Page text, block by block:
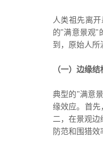
人类祖先离
的"满意景观"
到，原始人
（一）边缘
典型的"满意
缘效应。首先
二，在景观边
防范和围猎